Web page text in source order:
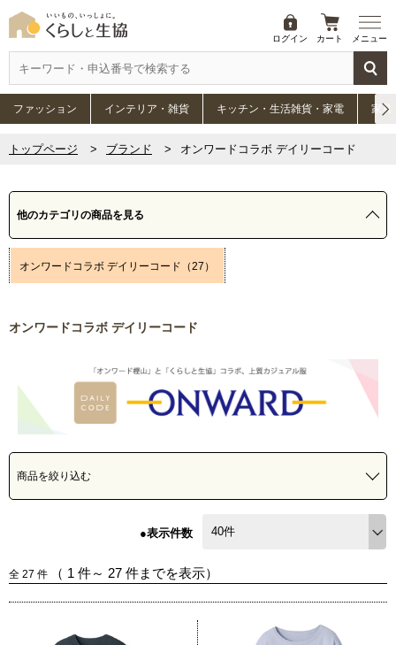
ログイン カート メニュー
ファッション インテリア・雑貨 キッチン・生活雑貨・家電 家具
トップページ ブランド オンワードコラボ デイリーコード
他のカテゴリの商品を見る
オンワードコラボ デイリーコード（27）
オンワードコラボ デイリーコード
商品を絞り込む
●表示件数
全 27 件 （ 1 件～ 27 件までを表示）